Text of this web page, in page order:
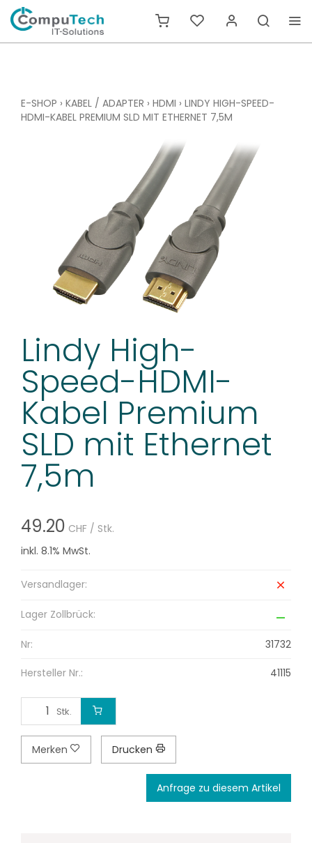
E-SHOP › KABEL / ADAPTER › HDMI › LINDY HIGH-SPEED-
HDMI-KABEL PREMIUM SLD MIT ETHERNET 7,5M
Lindy High-
Speed-HDMI-
Kabel Premium
SLD mit Ethernet
7,5m
49.20 CHF / Stk.
inkl. 8.1% MwSt.
Versandlager:
Lager Zollbrück:
Nr: 31732
Hersteller Nr.: 41115
Stk.
Merken Drucken
Anfrage zu diesem Artikel